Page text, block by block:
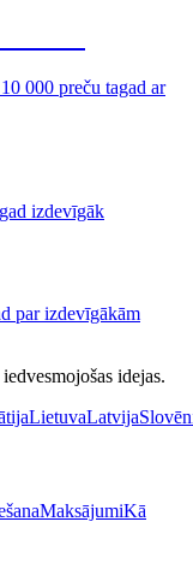
000 preču tagad ar
izdevīgāk
par izdevīgākām
idejas.
LietuvaLatvija
MaksājumiKā